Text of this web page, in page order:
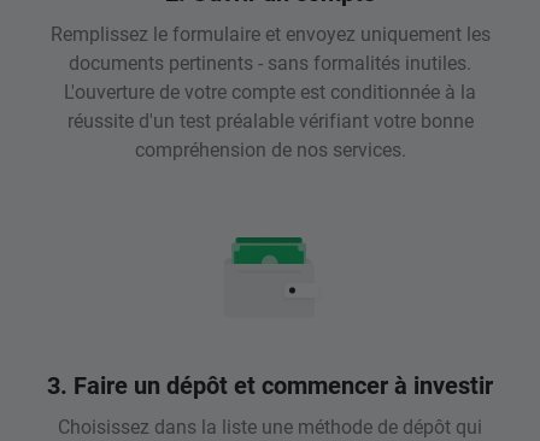
Remplissez le formulaire et envoyez uniquement les
documents pertinents - sans formalités inutiles.
L'ouverture de votre compte est conditionnée à la
réussite d'un test préalable vérifiant votre bonne
compréhension de nos services.
3. Faire un dépôt et commencer à investir
Choisissez dans la liste une méthode de dépôt qui